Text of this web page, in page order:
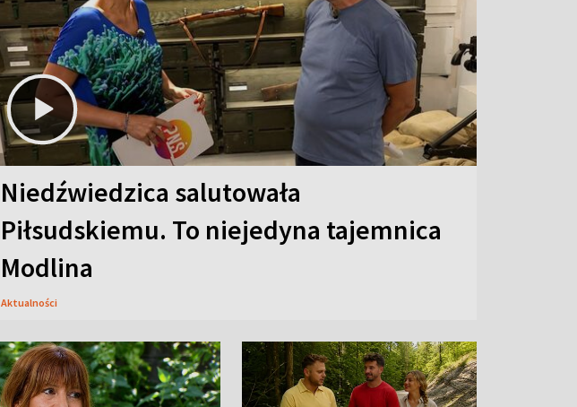
Niedźwiedzica salutowała
Piłsudskiemu. To niejedyna tajemnica
Modlina
Aktualności